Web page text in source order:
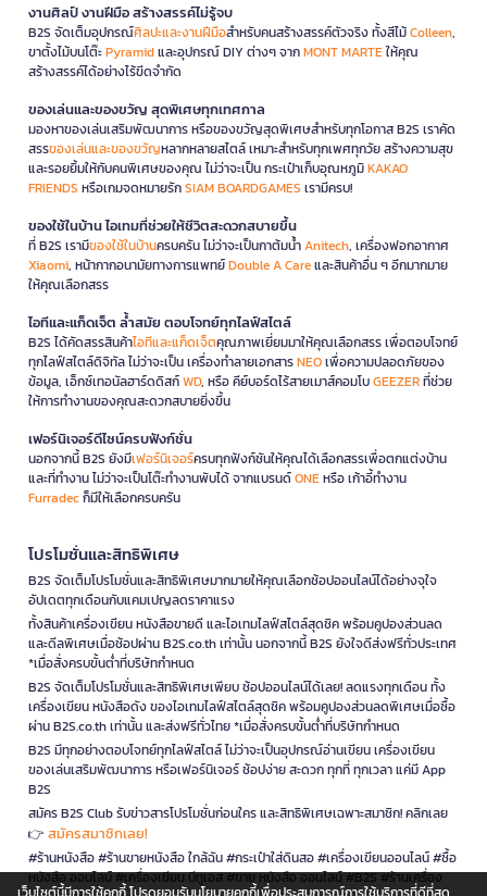
งานศิลป์ งานฝีมือ สร้างสรรค์ไม่รู้จบ
B2S จัดเต็มอุปกรณ์ศิลปะและงานฝีมือสำหรับคนสร้างสรรค์ตัวจริง ทั้งสีไม้Colleen,
ขาตั้งไม้บนโต๊ะPyramidและอุปกรณ์ DIY ต่างๆ จากMONT MARTEให้คุณ
สร้างสรรค์ได้อย่างไร้ขีดจำกัด
ของเล่นและของขวัญ สุดพิเศษทุกเทศกาล
มองหาของเล่นเสริมพัฒนาการ หรือของขวัญสุดพิเศษสำหรับทุกโอกาส B2S เราคัด
สรรของเล่นและของขวัญหลากหลายสไตล์ เหมาะสำหรับทุกเพศทุกวัย สร้างความสุข
และรอยยิ้มให้กับคนพิเศษของคุณ ไม่ว่าจะเป็น กระเป๋าเก็บอุณหภูมิKAKAO
FRIENDS หรือเกมจดหมายรักSIAM BOARDGAMES เรามีครบ!
ของใช้ในบ้าน ไอเทมที่ช่วยให้ชีวิตสะดวกสบายขึ้น
ที่ B2S เรามีของใช้ในบ้านครบครัน ไม่ว่าจะเป็นกาต้มน้ำAnitech, เครื่องฟอกอากาศ
Xiaomi, หน้ากากอนามัยทางการแพทย์Double A Careและสินค้าอื่น ๆ อีกมากมาย
ให้คุณเลือกสรร
ไอทีและแก็ดเจ็ต ล้ำสมัย ตอบโจทย์ทุกไลฟ์สไตล์
B2S ได้คัดสรรสินค้าไอทีและแก็ดเจ็ตคุณภาพเยี่ยมมาให้คุณเลือกสรร เพื่อตอบโจทย์
ทุกไลฟ์สไตล์ดิจิทัล ไม่ว่าจะเป็น เครื่องทำลายเอกสารNEOเพื่อความปลอดภัยของ
ข้อมูล, เอ็กซ์เทอนัลฮาร์ดดิสก์WD, หรือ คีย์บอร์ดไร้สายเมาส์คอมโบGEEZERที่ช่วย
ให้การทำงานของคุณสะดวกสบายยิ่งขึ้น
เฟอร์นิเจอร์ดีไซน์ครบฟังก์ชั่น
นอกจากนี้ B2S ยังมีเฟอร์นิเจอร์ครบทุกฟังก์ชันให้คุณได้เลือกสรรเพื่อตกแต่งบ้าน
และที่ทำงาน ไม่ว่าจะเป็นโต๊ะทำงานพับได้ จากแบรนด์ONEหรือ เก้าอี้ทำงาน
Furradecก็มีให้เลือกครบครัน
โปรโมชั่นและสิทธิพิเศษ
B2S จัดเต็มโปรโมชั่นและสิทธิพิเศษมากมายให้คุณเลือกช้อปออนไลน์ได้อย่างจุใจ
อัปเดตทุกเดือนกับแคมเปญลดราคาแรง
ทั้งสินค้าเครื่องเขียน หนังสือขายดี และไอเทมไลฟ์สไตล์สุดชิค พร้อมคูปองส่วนลด
และดีลพิเศษเมื่อช้อปผ่าน B2S.co.th เท่านั้น นอกจากนี้ B2S ยังใจดีส่งฟรีทั่วประเทศ
*เมื่อสั่งครบขั้นต่ำที่บริษัทกำหนด
B2S จัดเต็มโปรโมชั่นและสิทธิพิเศษเพียบ ช้อปออนไลน์ได้เลย! ลดแรงทุกเดือน ทั้ง
เครื่องเขียน หนังสือดัง ของไอเทมไลฟ์สไตล์สุดชิค พร้อมคูปองส่วนลดพิเศษเมื่อซื้อ
ผ่าน B2S.co.th เท่านั้น และส่งฟรีทั่วไทย *เมื่อสั่งครบขั้นต่ำที่บริษัทกำหนด
B2S มีทุกอย่างตอบโจทย์ทุกไลฟ์สไตล์ ไม่ว่าจะเป็นอุปกรณ์อ่านเขียน เครื่องเขียน
ของเล่นเสริมพัฒนาการ หรือเฟอร์นิเจอร์ ช้อปง่าย สะดวก ทุกที่ ทุกเวลา แค่มี App
B2S
สมัคร B2S Club รับข่าวสารโปรโมชั่นก่อนใคร และสิทธิพิเศษเฉพาะสมาชิก! คลิกเลย
👉 สมัครสมาชิกเลย!
#ร้านหนังสือ #ร้านขายหนังสือ ใกล้ฉัน #กระเป๋าใส่ดินสอ #เครื่องเขียนออนไลน์ #ซื้อ
หนังสือ ออนไลน์ #เครื่องเขียน บีทูเอส #ขาย หนังสือ ออนไลน์ #B2S #ร้านเครื่อง